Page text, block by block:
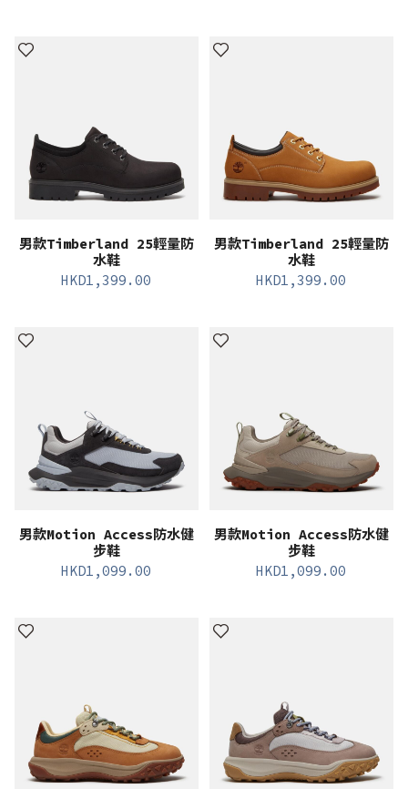
男款Timberland 25輕量防
水鞋
HKD1,399.00
男款Timberland 25輕量防
水鞋
HKD1,399.00
男款Motion Access防水健
步鞋
HKD1,099.00
男款Motion Access防水健
步鞋
HKD1,099.00